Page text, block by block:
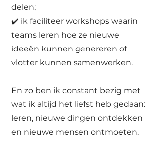
delen;
✔️ ik faciliteer workshops waarin
teams leren hoe ze nieuwe
ideeën kunnen genereren of
vlotter kunnen samenwerken.
En zo ben ik constant bezig met
wat ik altijd het liefst heb gedaan:
leren, nieuwe dingen ontdekken
en nieuwe mensen ontmoeten.